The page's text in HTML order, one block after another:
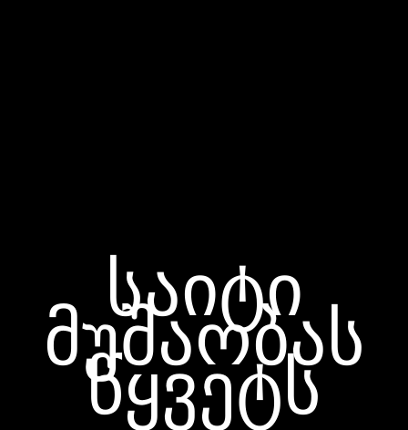
საიტი
მუშაობას
წყვეტს